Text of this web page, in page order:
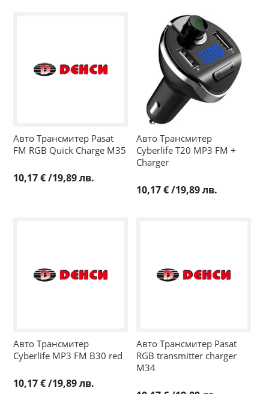
Авто Трансмитер Pasat
FM RGB Quick Charge М35
10,17 €/19,89 лв.
Авто Трансмитер
Cyberlife T20 MP3 FM +
Charger
10,17 €/19,89 лв.
Авто Трансмитер
Cyberlife MP3 FM B30 red
10,17 €/19,89 лв.
Авто Трансмитер Pasat
RGB transmitter charger
M34